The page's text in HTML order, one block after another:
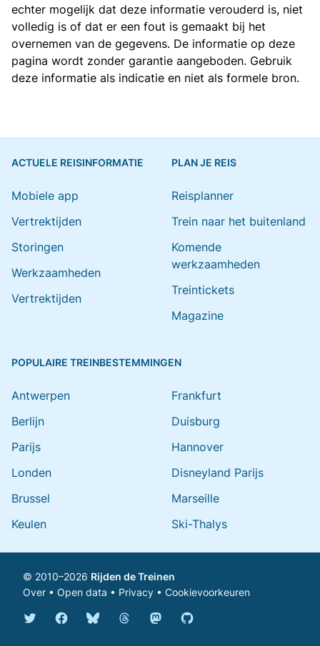
echter mogelijk dat deze informatie verouderd is, niet
volledig is of dat er een fout is gemaakt bij het
overnemen van de gegevens. De informatie op deze
pagina wordt zonder garantie aangeboden. Gebruik
deze informatie als indicatie en niet als formele bron.
ACTUELE REISINFORMATIE
Mobiele app
Vertrektijden
Storingen
Werkzaamheden
Vertrektijden
PLAN JE REIS
Reisplanner
Trein naar het buitenland
Komende
werkzaamheden
Treintickets
Magazine
POPULAIRE TREINBESTEMMINGEN
Antwerpen
Berlijn
Parijs
Londen
Brussel
Keulen
Frankfurt
Duisburg
Hannover
Disneyland Parijs
Marseille
Ski-Thalys
© 2010–2026 Rijden de Treinen
Over • Open data • Privacy • Cookievoorkeuren